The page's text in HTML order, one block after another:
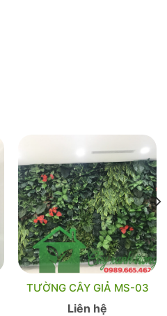
TƯỜNG CÂY GIẢ MS-03
Liên hệ